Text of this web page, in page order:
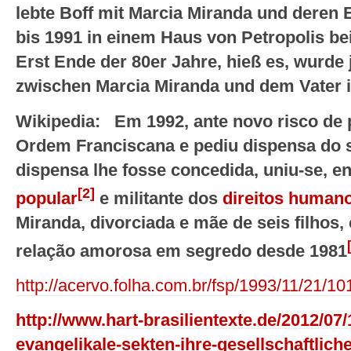
lebte Boff mit Marcia Miranda und deren
bis 1991 in einem Haus von Petropolis
Erst Ende der 80er Jahre, hieß es,
zwischen Marcia Miranda und dem
Wikipedia: Em 1992, ante novo risco de
Ordem Franciscana e pediu dispensa do
dispensa lhe fosse concedida, uniu-se,
popular[2] e militante dos direitos
Miranda, divorciada e mãe de seis
relação amorosa em segredo desde 1981
http://acervo.folha.com.br/fsp/1993/11/21/
http://www.hart-brasilientexte.de/2012/
evangelikale-sekten-ihre-